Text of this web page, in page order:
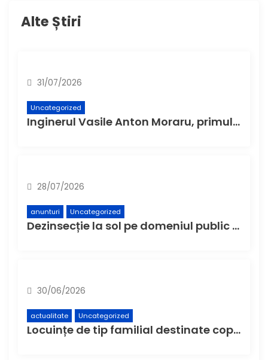
Alte Știri
31/07/2026
Uncategorized
Inginerul Vasile Anton Moraru, primul primar independent al Buzăului post-Revoluție, a devenit „Cetățean de onoare al Municipiului Buzău”
28/07/2026
anunturi Uncategorized
Dezinsecție la sol pe domeniul public din municipiul Buzău – Etapa a 4-a
30/06/2026
actualitate Uncategorized
Locuințe de tip familial destinate copiilor și tinerilor, construite și dotate printr-o asociere între CJ Buzău și Fundația „Hope and Homes for Children”